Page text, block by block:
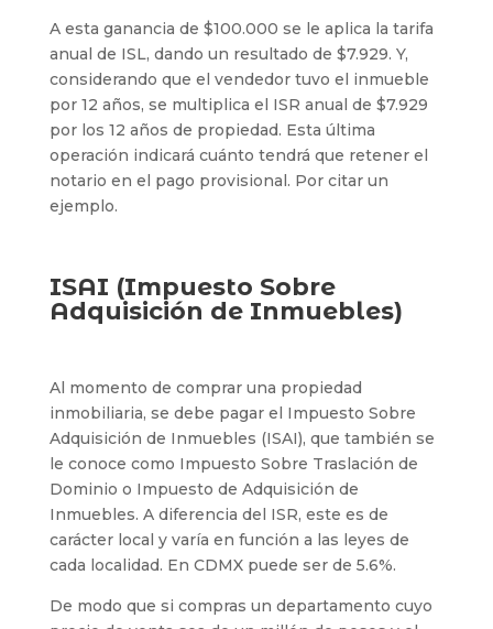
A esta ganancia de $100.000 se le aplica la tarifa
anual de ISL, dando un resultado de $7.929. Y,
considerando que el vendedor tuvo el inmueble
por 12 años, se multiplica el ISR anual de $7.929
por los 12 años de propiedad. Esta última
operación indicará cuánto tendrá que retener el
notario en el pago provisional. Por citar un
ejemplo.
ISAI (Impuesto Sobre
Adquisición de Inmuebles)
Al momento de comprar una propiedad
inmobiliaria, se debe pagar el Impuesto Sobre
Adquisición de Inmuebles (ISAI), que también se
le conoce como Impuesto Sobre Traslación de
Dominio o Impuesto de Adquisición de
Inmuebles. A diferencia del ISR, este es de
carácter local y varía en función a las leyes de
cada localidad. En CDMX puede ser de 5.6%.
De modo que si compras un departamento cuyo